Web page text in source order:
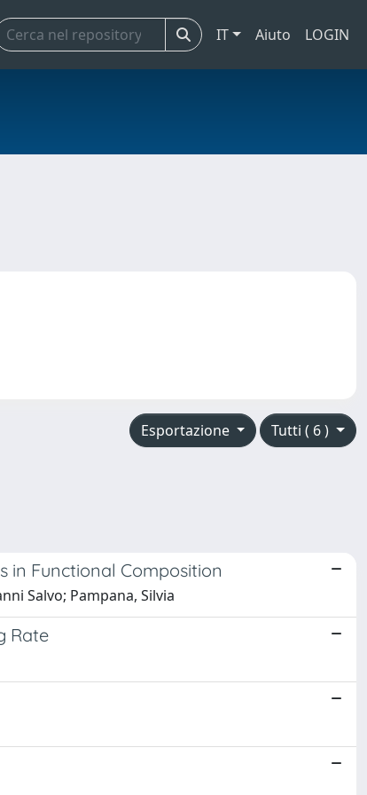
IT Aiuto LOGIN
Tutti ( 6 )
Esportazione
in Functional Composition
Salvo; Pampana, Silvia
Rate